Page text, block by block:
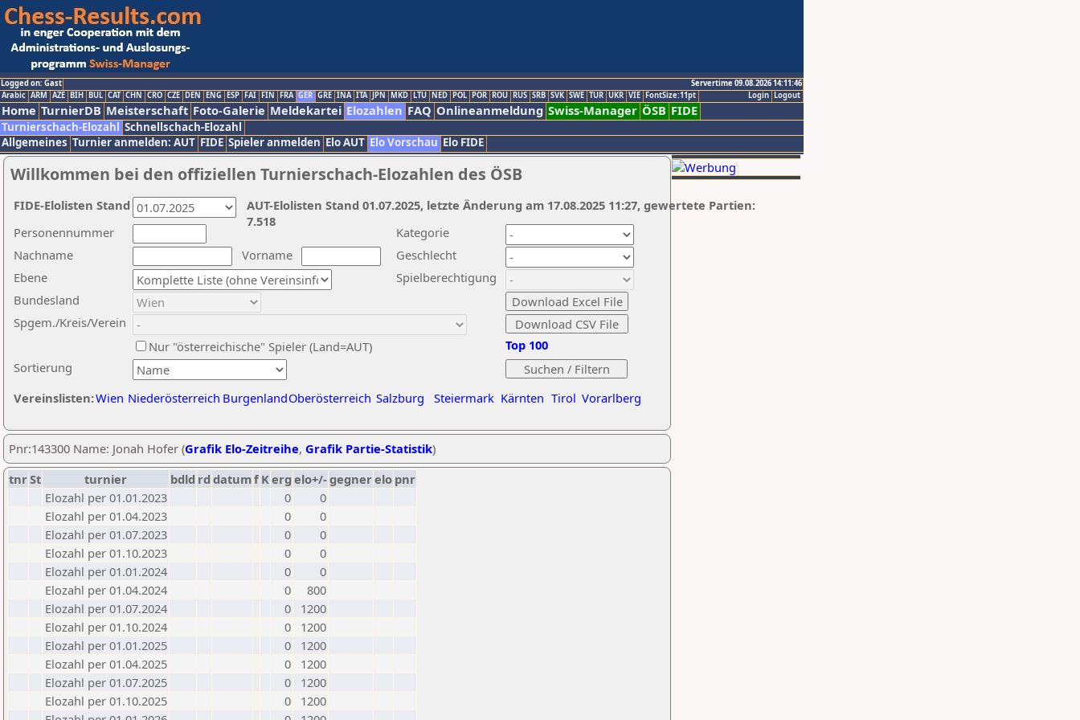
Logged on: Gast
Servertime 09.08.2026 14:11:46
Logout
Login
Arabic ARM AZE BIH BUL CAT CHN CRO CZE DEN ENG ESP FAI FIN FRA GER GRE INA ITA JPN MKD LTU NED POL POR ROU RUS SRB SVK SWE TUR UKR VIE FontSize:11pt
Home TurnierDB Meisterschaft Foto-Galerie Meldekartei Elozahlen FAQ Onlineanmeldung Swiss-Manager ÖSB FIDE
Turnierschach-Elozahl Schnellschach-Elozahl
Allgemeines Turnier anmelden: AUT FIDE Spieler anmelden Elo AUT Elo Vorschau Elo FIDE
Willkommen bei den offiziellen Turnierschach-Elozahlen des ÖSB
Nachname
Vorname
Ebene
Kategorie
Sortierung
Personennummer
Bundesland
Spgem./Kreis/Verein
Geschlecht
Nur "österreichische" Spieler (Land=AUT)
Spielberechtigung
Vereinslisten:Wien Niederösterreich BurgenlandOberösterreich Salzburg Steiermark Kärnten Tirol Vorarlberg
Top 100
AUT-Elolisten Stand 01.07.2025, letzte Änderung am 17.08.2025 11:27, gewertete Partien:
7.518
FIDE-Elolisten Stand
Pnr:143300 Name: Jonah Hofer (Grafik Elo-Zeitreihe, Grafik Partie-Statistik)
tnrSt turnier bdld rd datumf Kerg elo+/-gegnerelo pnr
Elozahl per 01.01.2023
0
0
Elozahl per 01.04.2023
0
0
Elozahl per 01.07.2023
0
0
Elozahl per 01.10.2023
0
0
Elozahl per 01.01.2024
0
0
Elozahl per 01.04.2024
0
800
Elozahl per 01.07.2024
0
1200
Elozahl per 01.10.2024
0
1200
Elozahl per 01.01.2025
0
1200
Elozahl per 01.04.2025
0
1200
Elozahl per 01.07.2025
0
1200
Elozahl per 01.10.2025
0
1200